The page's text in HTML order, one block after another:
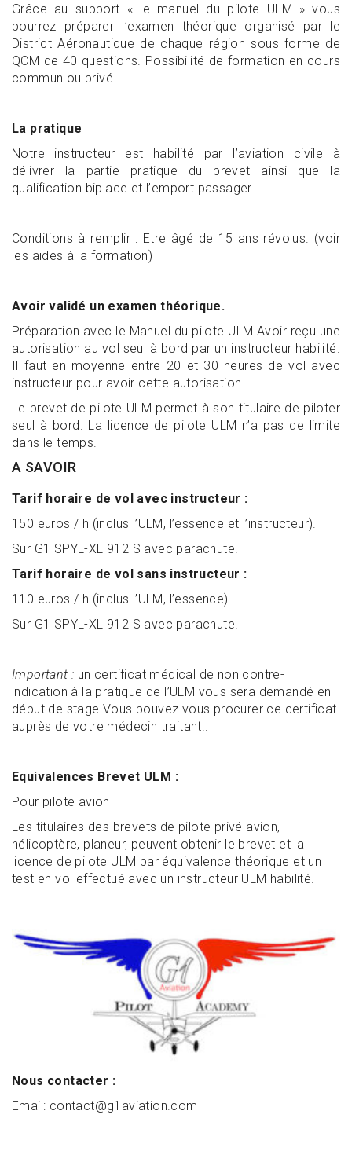
Grâce au support « le manuel du pilote ULM » vous
pourrez préparer l’examen théorique organisé par le
District Aéronautique de chaque région sous forme de
QCM de 40 questions. Possibilité de formation en cours
commun ou privé.
La pratique
Notre instructeur est habilité par l’aviation civile à
délivrer la partie pratique du brevet ainsi que la
qualification biplace et l’emport passager
Conditions à remplir : Etre âgé de 15 ans révolus. (voir
les aides à la formation)
Avoir validé un examen théorique.
Préparation avec le Manuel du pilote ULM Avoir reçu une
autorisation au vol seul à bord par un instructeur habilité.
Il faut en moyenne entre 20 et 30 heures de vol avec
instructeur pour avoir cette autorisation.
Le brevet de pilote ULM permet à son titulaire de piloter
seul à bord. La licence de pilote ULM n’a pas de limite
dans le temps.
A SAVOIR
Tarif horaire de vol avec instructeur :
150 euros / h (inclus l’ULM, l’essence et l’instructeur).
Sur G1 SPYL-XL 912 S avec parachute.
Tarif horaire de vol sans instructeur :
110 euros / h (inclus l’ULM, l’essence).
Sur G1 SPYL-XL 912 S avec parachute.
Important : un certificat médical de non contre-
indication à la pratique de l’ULM vous sera demandé en
début de stage.Vous pouvez vous procurer ce certificat
auprès de votre médecin traitant..
Equivalences Brevet ULM :
Pour pilote avion
Les titulaires des brevets de pilote privé avion,
hélicoptère, planeur, peuvent obtenir le brevet et la
licence de pilote ULM par équivalence théorique et un
test en vol effectué avec un instructeur ULM habilité.
Nous contacter :
Email: contact@g1aviation.com